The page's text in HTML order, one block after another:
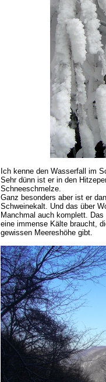
Ich kenne den Wasserfall im
Sehr dünn ist er in den
Schneeschmelze.
Ganz besonders aber ist er
Schweinekalt. Und das über
Manchmal auch komplett.
eine immense Kälte braucht,
gewissen Meereshöhe gibt.